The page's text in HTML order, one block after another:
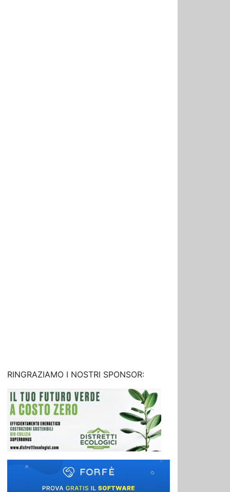
RINGRAZIAMO I NOSTRI SPONSOR: